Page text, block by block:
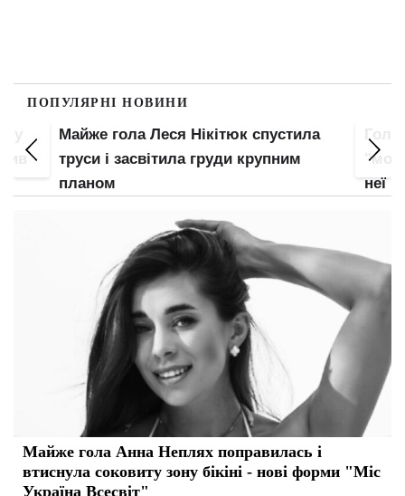
ПОПУЛЯРНІ НОВИНИ
Майже гола Леся Нікітюк спустила
труси і засвітила груди крупним
планом
неї
Майже гола Анна Неплях поправилась і
втиснула соковиту зону бікіні - нові форми "Міс
Україна Всесвіт"